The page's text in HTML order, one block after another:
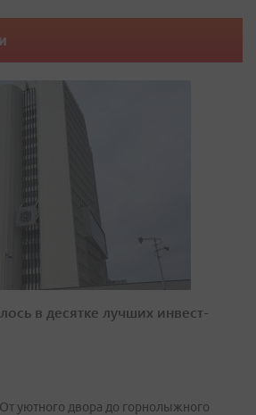
в десятке лучших инвест-
От уютного двора до горнолыжного